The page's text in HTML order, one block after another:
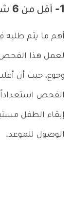
1- أقل من 6 شهور:
لعمل هذا
وجوع، حيث أن
الفحص استعداداً
إبقاء الطفل
الوصول للموعد.